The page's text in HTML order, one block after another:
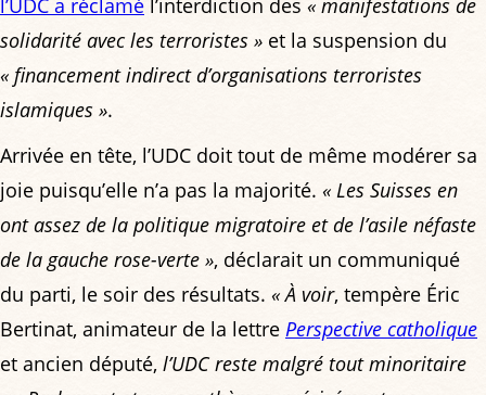
l’UDC a réclamé l’interdiction des « manifestations de
solidarité avec les terroristes » et la suspension du
« financement indirect d’organisations terroristes
islamiques ».
Arrivée en tête, l’UDC doit tout de même modérer sa
joie puisqu’elle n’a pas la majorité. « Les Suisses en
ont assez de la politique migratoire et de l’asile néfaste
de la gauche rose-verte », déclarait un communiqué
du parti, le soir des résultats. « À voir, tempère Éric
Bertinat, animateur de la lettre Perspective catholique
et ancien député, l’UDC reste malgré tout minoritaire